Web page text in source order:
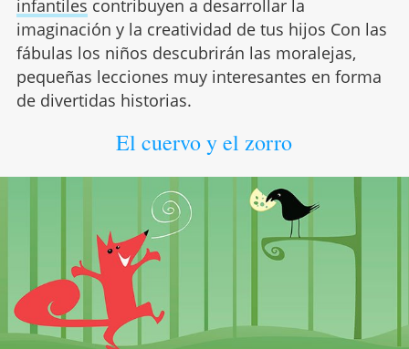
infantiles contribuyen a desarrollar la
imaginación y la creatividad de tus hijos Con las
fábulas los niños descubrirán las moralejas,
pequeñas lecciones muy interesantes en forma
de divertidas historias.
El cuervo y el zorro